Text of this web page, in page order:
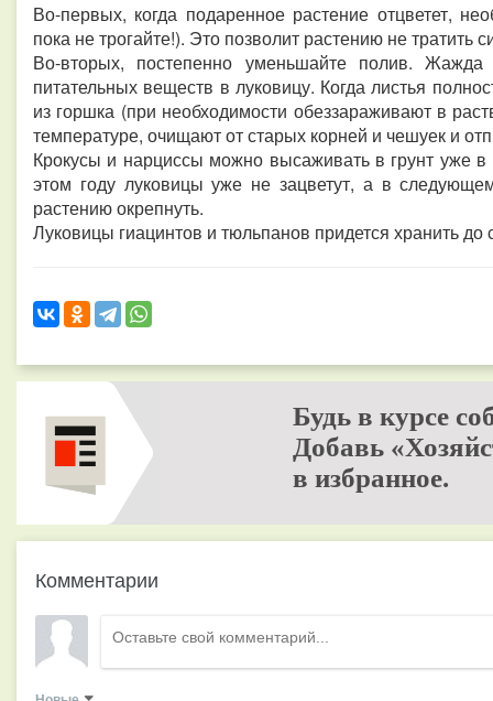
Во-первых, когда подаренное растение отцветет,
пока не трогайте!). Это позволит растению не тратить
Во-вторых, постепенно уменьшайте полив.Жажда
питательных веществ в луковицу. Когда листья
из горшка (при необходимости обеззараживают в
температуре, очищают от старых корней и чешуек и
Крокусы и нарциссы можно высаживать в грунт уже в
этом году луковицы уже не зацветут, а в
растению окрепнуть.
Луковицы гиацинтов и тюльпанов придется хранить
Будь в курсе
Добавь
в избранное.
Комментарии